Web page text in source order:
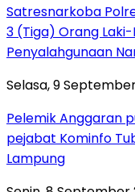
Satresnarkoba
3 (Tiga) Orang Laki-
Penyalahgunaan
Selasa, 9
Pelemik Anggaran
pejabat Kominfo
Lampung